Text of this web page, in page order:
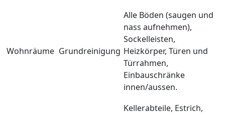
Wohnräume Grundreinigung
Alle Böden (saugen und
nass aufnehmen),
Sockelleisten,
Heizkörper, Türen und
Türrahmen,
Einbauschränke
innen/aussen.
Kellerabteile, Estrich,